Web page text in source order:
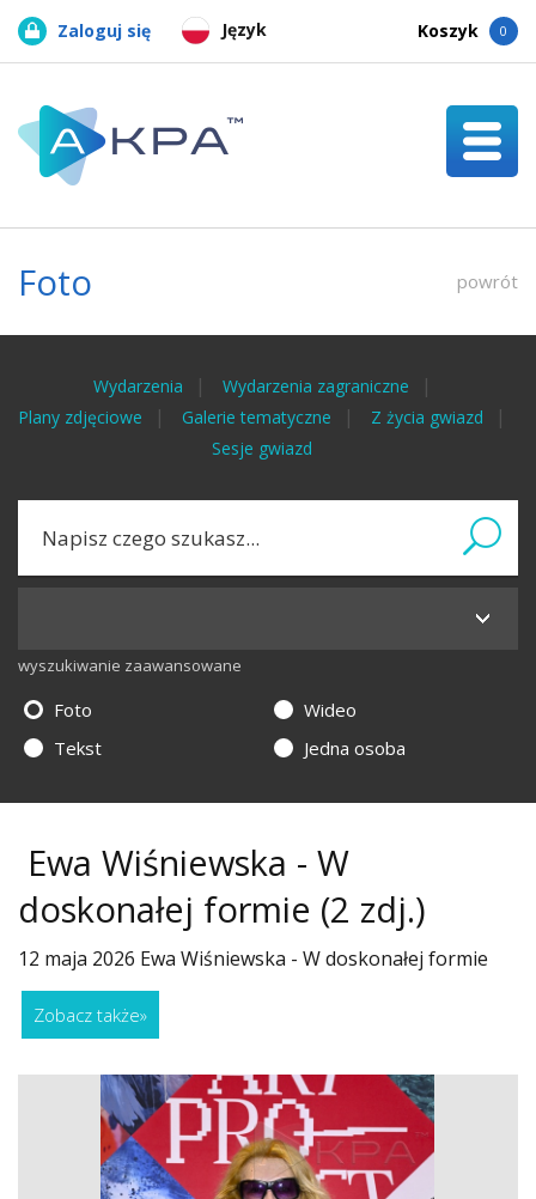
Język
Zaloguj się Koszyk 0
Foto powrót
Wydarzenia
Wydarzenia zagraniczne
Plany zdjęciowe
Galerie tematyczne
Z życia gwiazd
Sesje gwiazd
wyszukiwanie zaawansowane
Foto
Wideo
Tekst
Jedna osoba
Ewa Wiśniewska - W
doskonałej formie (2 zdj.)
12 maja 2026 Ewa Wiśniewska - W doskonałej formie
Zobacz także»